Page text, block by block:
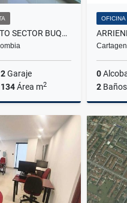
VENTA APARTAMENTO SECTOR BUQUE VILLAVICENCIO
2Garaje
134Área m2
Venta
OFICINA
0
2 Baños